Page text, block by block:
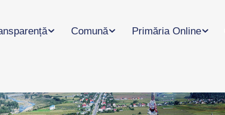
Comună Primăria Online